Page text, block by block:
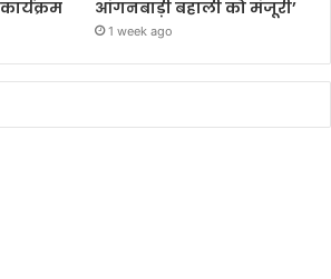
आंगनबाड़ी बहाली को मंजूरी’
1 week ago